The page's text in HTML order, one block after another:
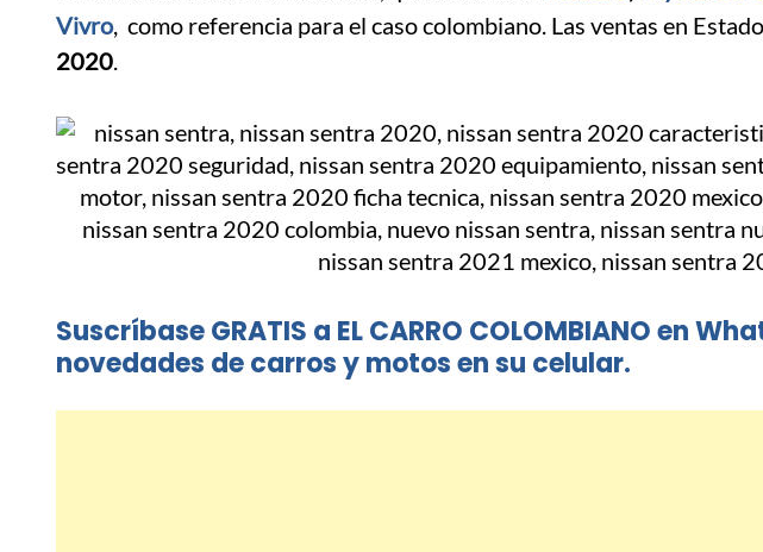
Vivro, como referencia para el caso colombiano. Las ventas en
2020.
Suscríbase GRATIS a EL CARRO COLOMBIANO en
novedades de carros y motos en su celular.